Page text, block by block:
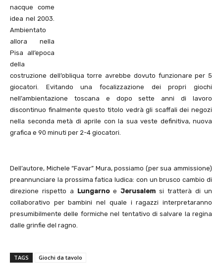
nacque come
idea nel 2003.
Ambientato
allora nella
Pisa all’epoca
della
costruzione dell’obliqua torre avrebbe dovuto funzionare per 5
giocatori. Evitando una focalizzazione dei propri giochi
nell’ambientazione toscana e dopo sette anni di lavoro
discontinuo finalmente questo titolo vedrà gli scaffali dei negozi
nella seconda metà di aprile con la sua veste definitiva, nuova
grafica e 90 minuti per 2-4 giocatori.
Dell’autore, Michele “Favar” Mura, possiamo (per sua ammissione)
preannunciare la prossima fatica ludica: con un brusco cambio di
direzione rispetto a Lungarno e Jerusalem si tratterà di un
collaborativo per bambini nel quale i ragazzi interpretaranno
presumibilmente delle formiche nel tentativo di salvare la regina
dalle grinfie del ragno.
TAGS Giochi da tavolo